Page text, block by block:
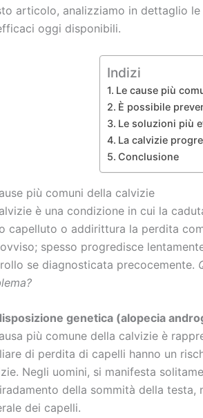
articolo, analizziamo in dettaglio
oggi disponibili.
Indizi
Le cause più
È possibile
Le soluzioni più
La calvizie
Conclusione
più comuni della calvizie
è una condizione in cui la
capelluto o addirittura la perdita
spesso progredisce
se diagnosticata precocemente.
genetica (alopecia
più comune della calvizie è
di perdita di capelli hanno un
Negli uomini, si manifesta
della sommità della
dei capelli.